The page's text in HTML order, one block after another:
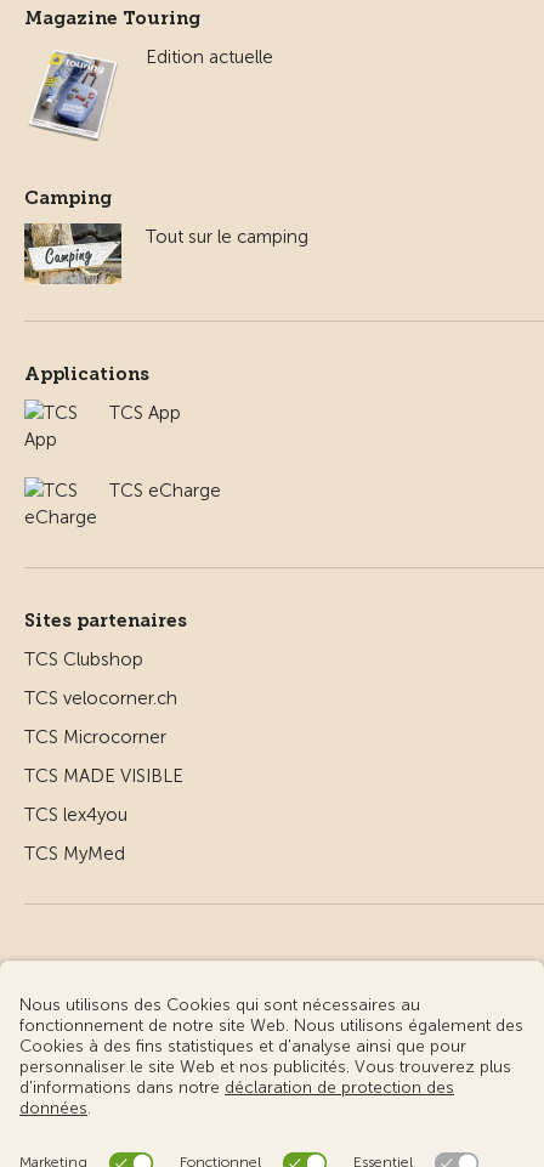
Magazine Touring
Edition actuelle
Camping
Tout sur le camping
Applications
TCS App
TCS eCharge
Sites partenaires
TCS Clubshop
TCS velocorner.ch
TCS Microcorner
TCS MADE VISIBLE
TCS lex4you
TCS MyMed
Conditions d’utilisation – informations juridiques